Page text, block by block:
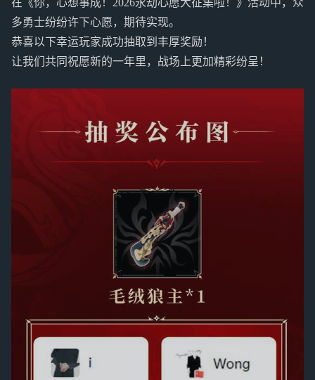
多勇士纷纷许下心愿，期待实现。
恭喜以下幸运玩家成功抽取到丰厚奖励！
让我们共同祝愿新的一年里，战场上更加精彩纷呈！